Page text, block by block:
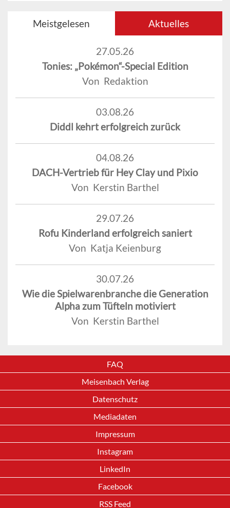
Meistgelesen Aktuelles
27.05.26
Tonies: „Pokémon“-Special Edition
Von Redaktion
03.08.26
Diddl kehrt erfolgreich zurück
04.08.26
DACH-Vertrieb für Hey Clay und Pixio
Von Kerstin Barthel
29.07.26
Rofu Kinderland erfolgreich saniert
Von Katja Keienburg
30.07.26
Wie die Spielwarenbranche die Generation
Alpha zum Tüfteln motiviert
Von Kerstin Barthel
FAQ
Meisenbach Verlag
Datenschutz
Mediadaten
Impressum
Instagram
LinkedIn
Facebook
RSS Feed